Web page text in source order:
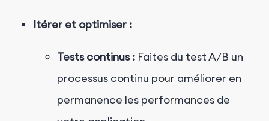
Itérer et optimiser :
Tests continus : Faites du test A/B un
processus continu pour améliorer en
permanence les performances de